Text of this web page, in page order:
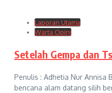
Laporan Utama
Warta Opini
Setelah Gempa dan
Penulis : Adhetia Nur Annisa
bencana alam datang silih